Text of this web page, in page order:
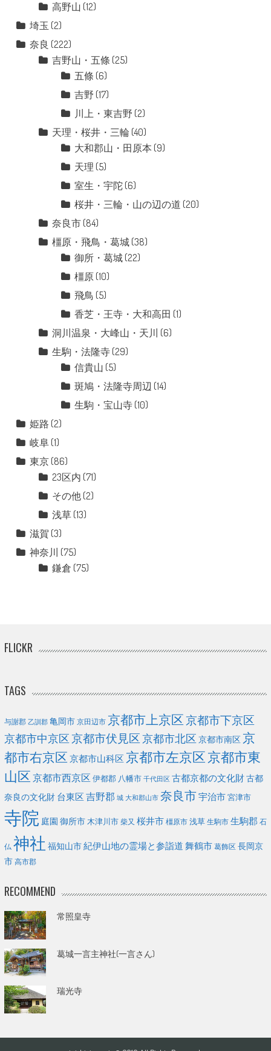
高野山 (12)
埼玉 (2)
奈良 (222)
吉野山・五條 (25)
五條 (6)
吉野 (17)
川上・東吉野 (2)
天理・桜井・三輪 (40)
大和郡山・田原本 (9)
天理 (5)
室生・宇陀(6)
桜井・三輪・山の辺の道 (20)
奈良市(84)
橿原・飛鳥・葛城(38)
御所・葛城(22)
橿原(10)
飛鳥 (5)
香芝・王寺・大和高田 (1)
洞川温泉・大峰山・天川 (6)
生駒・法隆寺(29)
信貴山 (5)
斑鳩・法隆寺周辺 (14)
生駒・宝山寺(10)
姫路 (2)
岐阜(1)
東京(86)
23区内 (71)
その他(2)
浅草(13)
滋賀 (3)
神奈川 (75)
鎌倉 (75)
FLICKR
TAGS
与謝郡 乙訓郡 亀岡市 京田辺市 京都市上京区京都市下京区
京都市中京区京都市伏見区京都市北区 京都市南区 京
都市右京区 京都市山科区 京都市左京区京都市東
山区京都市西京区 伊都郡 八幡市 千代田区 古都京都の文化財古都
奈良の文化財 台東区 吉野郡 城 大和郡山市 奈良市宇治市 宮津市
寺院 庭園 御所市 木津川市 柴又 桜井市 橿原市 浅草 生駒市 生駒郡 石
仏 神社 福知山市紀伊山地の霊場と参詣道 舞鶴市 葛飾区 長岡京
市 高市郡
RECOMMEND
常照皇寺
葛城一言主神社(一言さん)
瑞光寺